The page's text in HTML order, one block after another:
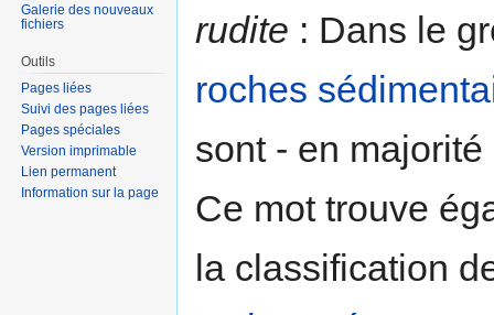
rudite : Dans le
roches
sont - en
Ce mot trouve
la classification
Galerie des nouveaux
fichiers
Outils
Pages liées
Suivi des pages liées
Pages spéciales
Version imprimable
Lien permanent
Information sur la page